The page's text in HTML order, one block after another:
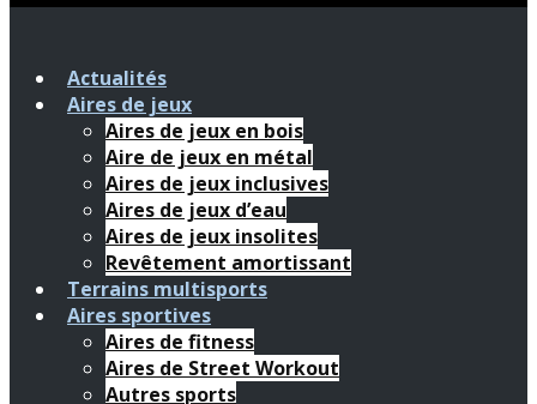
Actualités
Aires de jeux
Aires de jeux en bois
Aire de jeux en métal
Aires de jeux inclusives
Aires de jeux d’eau
Aires de jeux insolites
Revêtement amortissant
Terrains multisports
Aires sportives
Aires de fitness
Aires de Street Workout
Autres sports